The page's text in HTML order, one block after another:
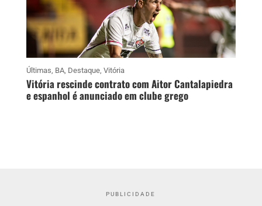
Últimas, BA, Destaque, Vitória
Vitória rescinde contrato com Aitor Cantalapiedra
e espanhol é anunciado em clube grego
PUBLICIDADE